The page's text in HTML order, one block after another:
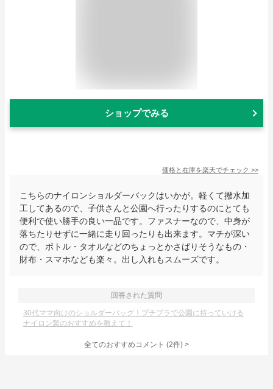
ショップでみる
価格と在庫を楽天でチェック >>
こちらのナイロンショルダーバックはいかが。軽くて撥水加
工してあるので、子供さんと公園へ行ったりするのにとても
便利で使い勝手の良い一品です。ファスナーなので、中身が
落ちたりせずに一緒に走り回ったりも出来ます。マチが深い
ので、ボトル・タオルなどのちょっとかさばりそうなもの・
財布・スマホなども楽々。出し入れもスムーズです。
回答された質問
30代ママ向けのショルダーバッグ！プチプラで公園に持っていける
ナイロン製のおすすめを教えて！
全てのおすすめコメント (2件) >